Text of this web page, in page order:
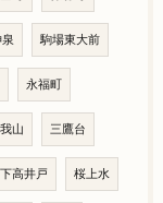
泉 駒場東大前
永福町
山 三鷹台
下高井戸 桜上水